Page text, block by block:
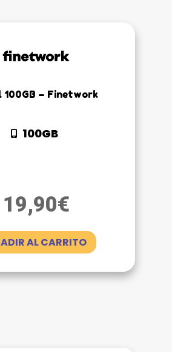
100GB – Finetwork
100GB
19,90€
AL CARRITO